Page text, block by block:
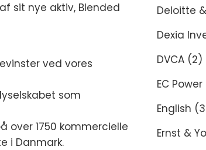
sit nye aktiv, Blended
ved vores
som
over 1750 kommercielle
i Danmark.
Deloitte
Dexia
DVCA (2)
EC Power
English
Ernst &